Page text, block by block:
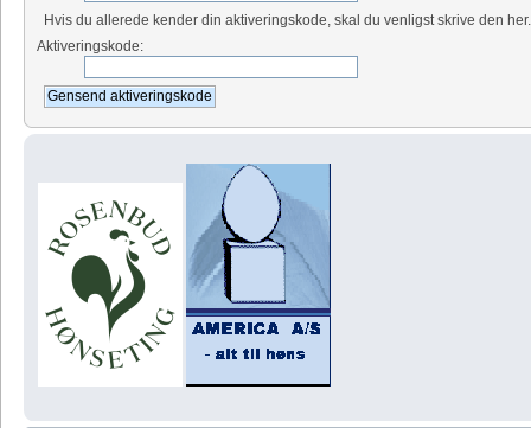
Hvis du allerede kender din aktiveringskode, skal du venligst skrive den her.
Aktiveringskode: